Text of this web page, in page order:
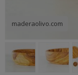
maderaolivo.com